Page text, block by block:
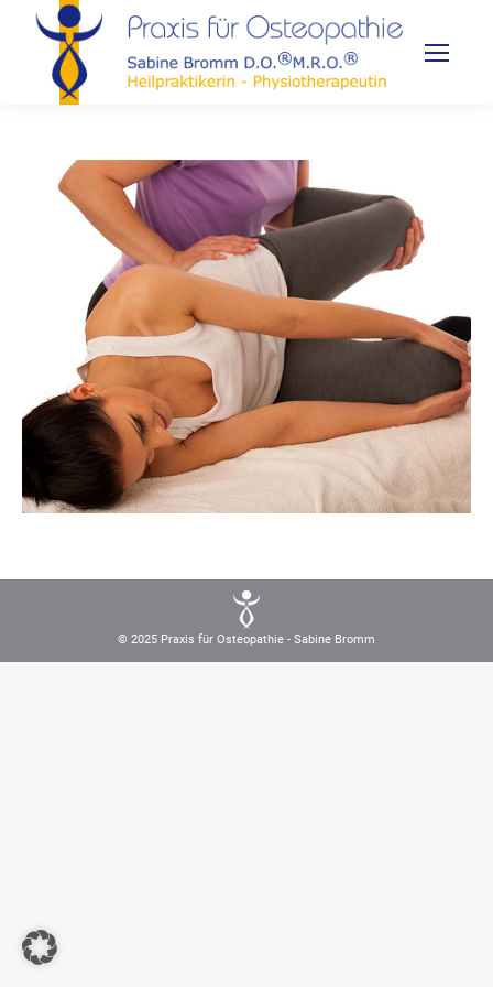
© 2025 Praxis für Osteopathie - Sabine Bromm